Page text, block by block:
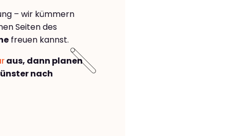
– wir kümmern
Seiten des
freuen kannst.
aus, dann planen
nach